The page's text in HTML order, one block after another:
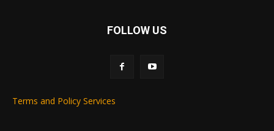
FOLLOW US
Terms and Policy Services